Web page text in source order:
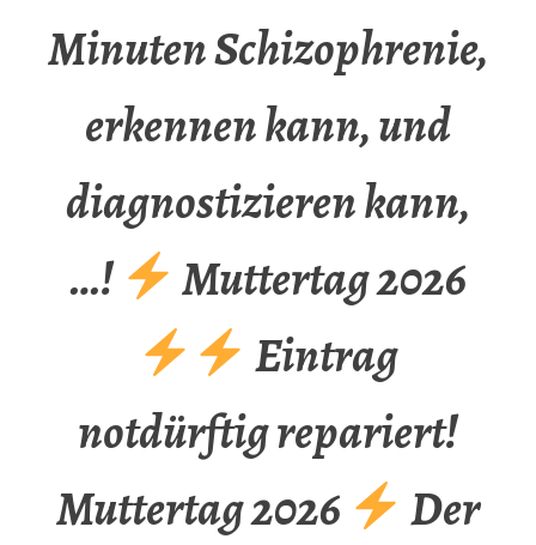
Minuten Schizophrenie,
erkennen kann, und
diagnostizieren kann,
…!
Muttertag 2026
Eintrag
notdürftig repariert!
Muttertag 2026
Der